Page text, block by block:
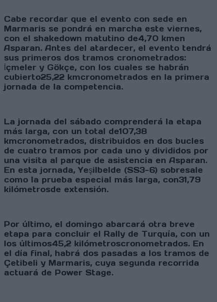
Cabe recordar que el evento con sede en
Marmaris se pondrá en marcha este viernes,
con el shakedown matutino de4,70 kmen
Asparan. Antes del atardecer, el evento tendrá
sus primeros dos tramos cronometrados:
İçmeler y Gökçe, con los cuales se habrán
cubierto25,22 kmcronometrados en la primera
jornada de la competencia.
La jornada del sábado comprenderá la etapa
más larga, con un total de107,38
kmcronometrados, distribuidos en dos bucles
de cuatro tramos por cada uno y divididos por
una visita al parque de asistencia en Asparan.
En esta jornada, Yeşilbelde (SS3-6) sobresale
como la prueba especial más larga, con31,79
kilómetrosde extensión.
Por último, el domingo abarcará otra breve
etapa para concluir el Rally de Turquía, con un
los últimos45,2 kilómetroscronometrados. En
el día final, habrá dos pasadas a los tramos de
Çetibeli y Marmaris, cuya segunda recorrida
actuará de Power Stage.